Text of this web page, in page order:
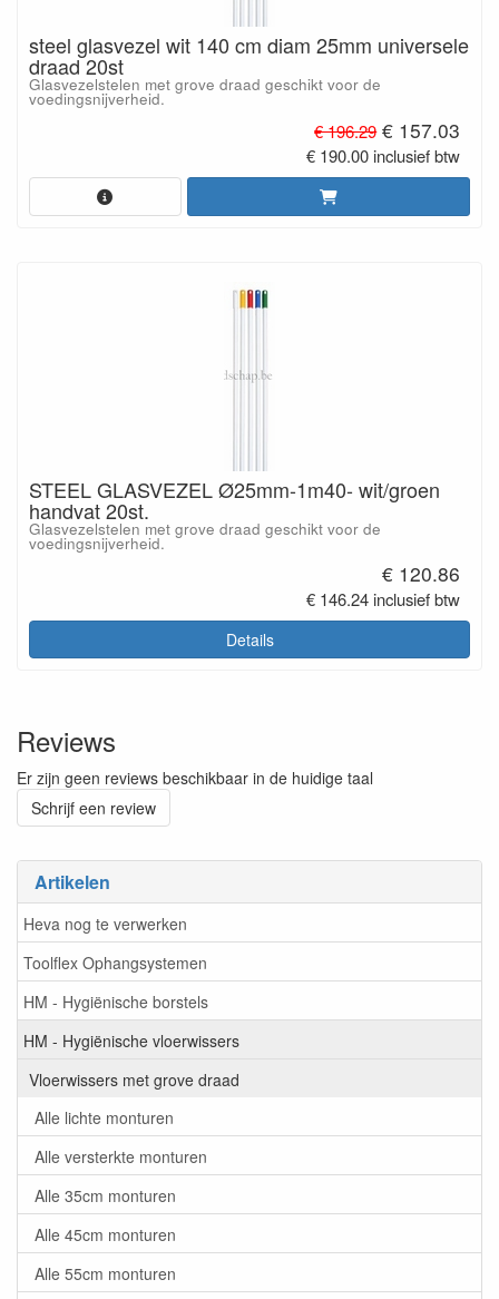
Artikelen
Heva nog te verwerken
Toolflex Ophangsystemen
HM - Hygiënische borstels
HM - Hygiënische vloerwissers
Vloerwissers met grove draad
Alle lichte monturen
Alle versterkte monturen
Alle 35cm monturen
Alle 45cm monturen
Alle 55cm monturen
steel glasvezel wit 140 cm diam 25mm universele
draad 20st
Glasvezelstelen met grove draad geschikt voor de
voedingsnijverheid.
€ 196.29€ 157.03
€ 190.00 inclusief btw
STEEL GLASVEZEL Ø25mm-1m40- wit/groen
handvat 20st.
Glasvezelstelen met grove draad geschikt voor de
voedingsnijverheid.
€ 120.86
€ 146.24 inclusief btw
Details
Reviews
Er zijn geen reviews beschikbaar in de huidige taal
Schrijf een review